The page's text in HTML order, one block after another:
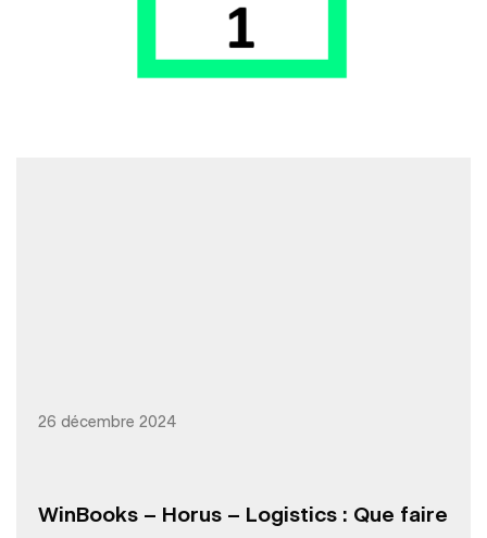
WinBooks – Horus – Logistics : Que faire
26 décembre 2024